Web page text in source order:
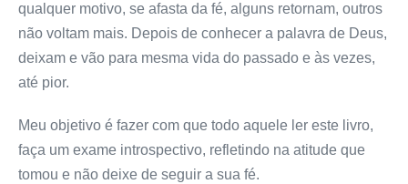
qualquer motivo, se afasta da fé, alguns retornam, outros
não voltam mais. Depois de conhecer a palavra de Deus,
deixam e vão para mesma vida do passado e às vezes,
até pior.
Meu objetivo é fazer com que todo aquele ler este livro,
faça um exame introspectivo, refletindo na atitude que
tomou e não deixe de seguir a sua fé.